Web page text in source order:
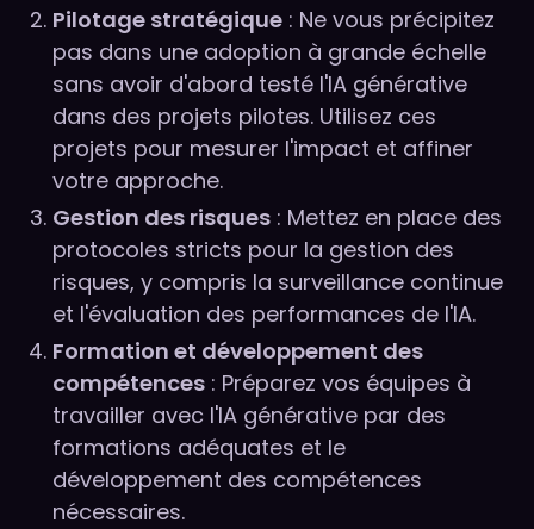
Pilotage stratégique : Ne vous précipitez
pas dans une adoption à grande échelle
sans avoir d'abord testé l'IA générative
dans des projets pilotes. Utilisez ces
projets pour mesurer l'impact et affiner
votre approche.
Gestion des risques : Mettez en place des
protocoles stricts pour la gestion des
risques, y compris la surveillance continue
et l'évaluation des performances de l'IA.
Formation et développement des
compétences : Préparez vos équipes à
travailler avec l'IA générative par des
formations adéquates et le
développement des compétences
nécessaires.